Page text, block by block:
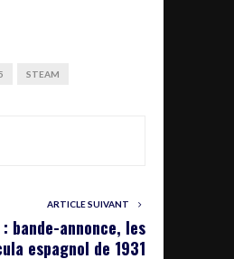
STEAM
ARTICLE SUIVANT
: bande-annonce, les
espagnol de 1931